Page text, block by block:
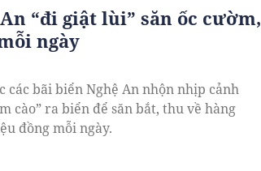
“đi giật lùi” săn ốc cườm,
ngày
các bãi biển Nghệ An nhộn nhịp cảnh
cào” ra biển để săn bắt, thu về hàng
đồng mỗi ngày.